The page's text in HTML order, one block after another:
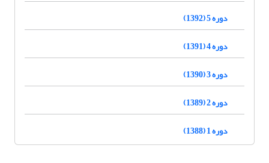
دوره 5 (1392)
دوره 4 (1391)
دوره 3 (1390)
دوره 2 (1389)
دوره 1 (1388)